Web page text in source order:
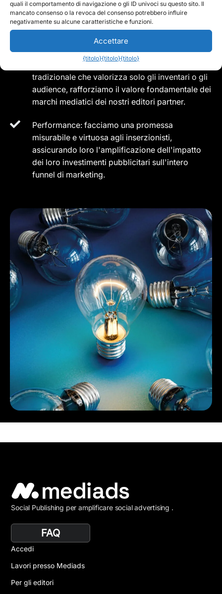
quali il comportamento di navigazione o gli ID univoci su questo sito. Il
mancato consenso o la revoca del consenso potrebbero influire
negativamente su alcune caratteristiche e funzioni.
Accettare
{titolo}{titolo}{titolo}
Fiducia: creiamo un'attenzione benevola
associando media di riferimento e inserzionisti
di qualità, nel rispetto di tutti.
Valore: cambiando il paradigma pubblicitario
tradizionale che valorizza solo gli inventari o gli
audience, rafforziamo il valore fondamentale dei
marchi mediatici dei nostri editori partner.
Performance: facciamo una promessa
misurabile e virtuosa agli inserzionisti,
assicurando loro l'amplificazione dell'impatto
dei loro investimenti pubblicitari sull'intero
funnel di marketing.
Social Publishing per amplificare social advertising .
FAQ
Accedi
Lavori presso Mediads
Per gli editori